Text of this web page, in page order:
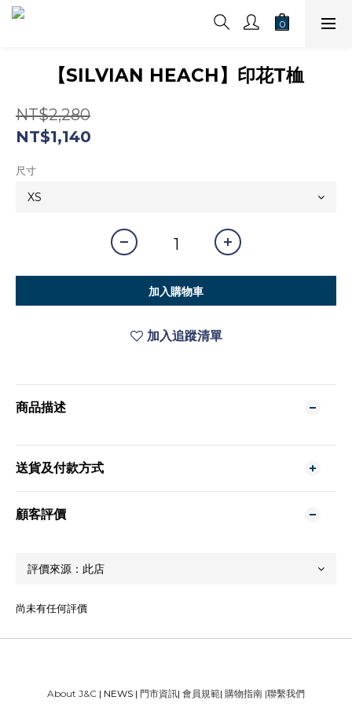
【SILVIAN HEACH】印花T桖
NT$2,280
NT$1,140
尺寸
加入購物車
加入追蹤清單
商品描述
送貨及付款方式
顧客評價
尚未有任何評價
About J&C | NEWS | 門市資訊| 會員規範| 購物指南 |聯繫我們